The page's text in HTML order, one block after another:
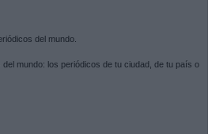
del mundo.
mundo: los periódicos de tu ciudad, de tu país o